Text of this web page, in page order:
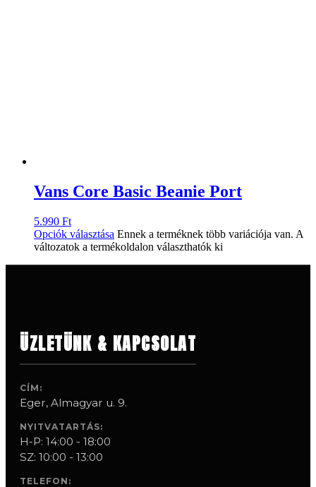
Vans Core Basic Beanie Port
5.990 Ft
Opciók választása Ennek a terméknek több variációja van. A
változatok a termékoldalon választhatók ki
ÜZLETÜNK & KAPCSOLAT
CÍM:
Eger, Almagyar u. 9.
NYITVATARTÁS:
H-P: 14:00 - 18:00
SZ: 10:00 - 13:00
TELEFON: